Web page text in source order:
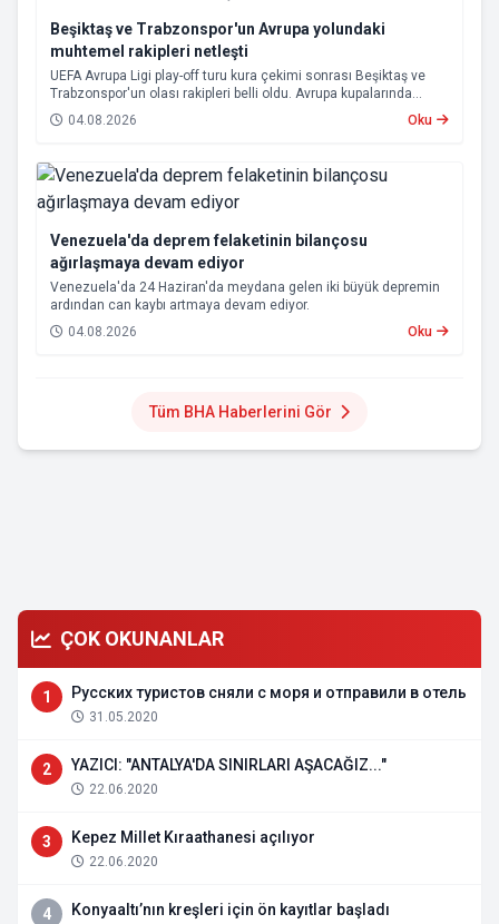
Beşiktaş ve Trabzonspor'un Avrupa yolundaki
muhtemel rakipleri netleşti
UEFA Avrupa Ligi play-off turu kura çekimi sonrası Beşiktaş ve
Trabzonspor'un olası rakipleri belli oldu. Avrupa kupalarında
yoluna devam eden Beşiktaş ve Trabzonspor, grup aşamasına
kalabilmek için kritik eşleşmelerle karşı karşıya gelecek.
04.08.2026 Oku
Venezuela'da deprem felaketinin bilançosu
ağırlaşmaya devam ediyor
Venezuela'da 24 Haziran'da meydana gelen iki büyük depremin
ardından can kaybı artmaya devam ediyor.
04.08.2026
Oku
Tüm BHA Haberlerini Gör
ÇOK OKUNANLAR
1 Русских туристов сняли с моря и отправили в отель
31.05.2020
2 YAZICI: "ANTALYA'DA SINIRLARI AŞACAĞIZ..."
22.06.2020
3 Kepez Millet Kıraathanesi açılıyor
22.06.2020
4 Konyaaltı’nın kreşleri için ön kayıtlar başladı